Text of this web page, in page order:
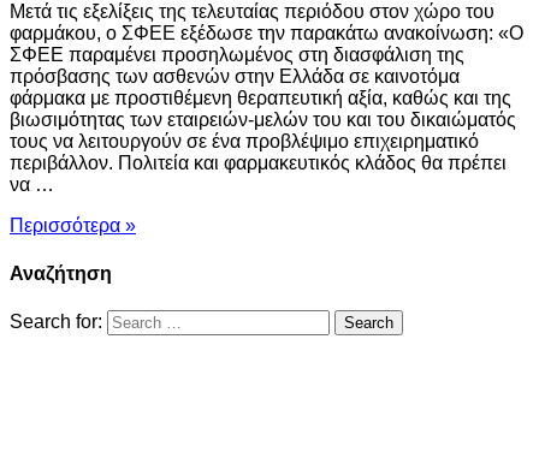
Μετά τις εξελίξεις της τελευταίας περιόδου στον χώρο του
φαρμάκου, ο ΣΦΕΕ εξέδωσε την παρακάτω ανακοίνωση: «Ο
ΣΦΕΕ παραμένει προσηλωμένος στη διασφάλιση της
πρόσβασης των ασθενών στην Ελλάδα σε καινοτόμα
φάρμακα με προστιθέμενη θεραπευτική αξία, καθώς και της
βιωσιμότητας των εταιρειών-μελών του και του δικαιώματός
τους να λειτουργούν σε ένα προβλέψιμο επιχειρηματικό
περιβάλλον. Πολιτεία και φαρμακευτικός κλάδος θα πρέπει
να …
Περισσότερα »
Αναζήτηση
Search for: